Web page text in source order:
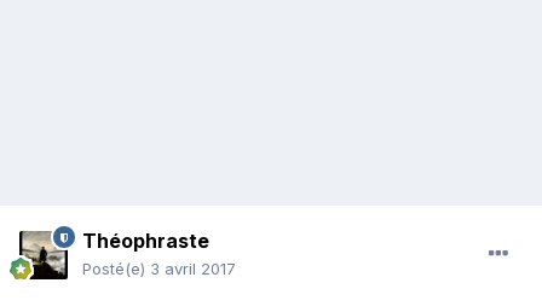
Théophraste
Posté(e) 3 avril 2017